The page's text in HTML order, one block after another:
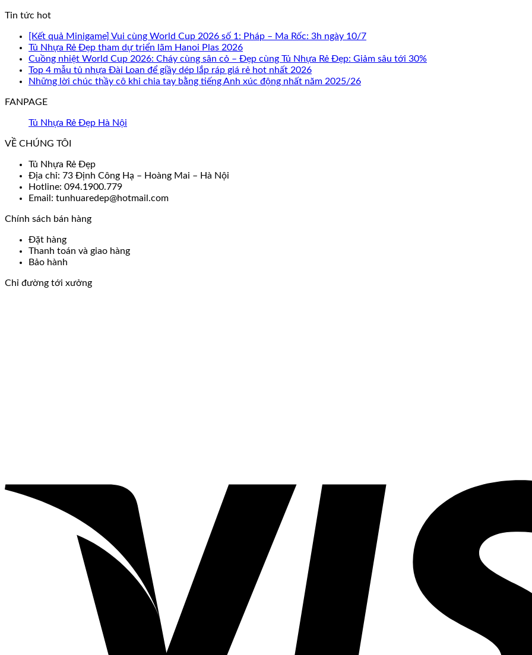
Tin tức hot
[Kết quả Minigame] Vui cùng World Cup 2026 số 1: Pháp – Ma Rốc: 3h ngày 10/7
Tủ Nhựa Rẻ Đẹp tham dự triển lãm Hanoi Plas 2026
Cuồng nhiệt World Cup 2026: Cháy cùng sân cỏ – Đẹp cùng Tủ Nhựa Rẻ Đẹp: Giảm sâu tới 30%
Top 4 mẫu tủ nhựa Đài Loan để giầy dép lắp ráp giá rẻ hot nhất 2026
Những lời chúc thầy cô khi chia tay bằng tiếng Anh xúc động nhất năm 2025/26
FANPAGE
Tủ Nhựa Rẻ Đẹp Hà Nội
VỀ CHÚNG TÔI
Tủ Nhựa Rẻ Đẹp
Địa chỉ: 73 Định Công Hạ – Hoàng Mai – Hà Nội
Hotline: 094.1900.779
Email: tunhuaredep@hotmail.com
Chính sách bán hàng
Đặt hàng
Thanh toán và giao hàng
Bảo hành
Chỉ đường tới xưởng